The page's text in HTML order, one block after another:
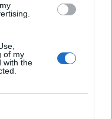
of my
with the
το δέρμα σας